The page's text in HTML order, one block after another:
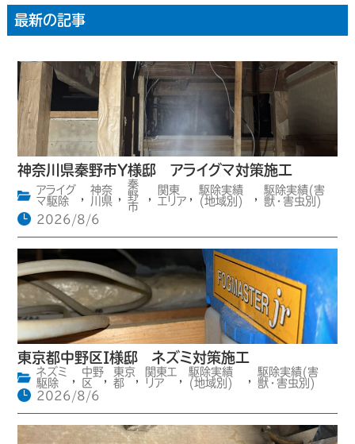
最新の記事
神奈川県秦野市Y様邸 アライグマ対策施工
アライグ
マ駆除
,
神奈
川県 ,
秦
野
市
,
関東
エリア ,
駆除実績
(地域別)
,
駆除実績(害
獣・害虫別)
2026/8/6
東京都中野区I様邸 ネズミ対策施工
ネズミ
駆除
,
中野
区
,
東京
都
,
関東エ
リア
,
駆除実績
(地域別)
,
駆除実績(害
獣・害虫別)
2026/8/6